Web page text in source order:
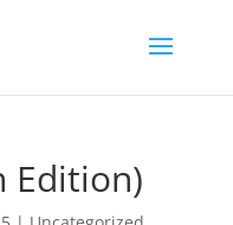
Edition)